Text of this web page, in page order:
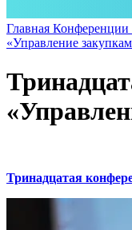
Главная Конференции
«Управление
Тринадцатая